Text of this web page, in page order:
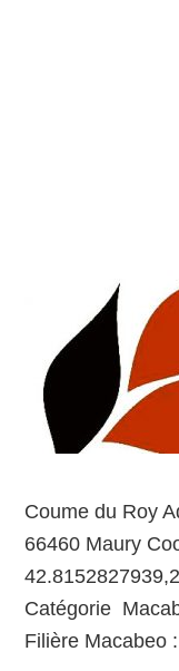
Coume du Roy
66460 Maury
Catégorie
Filière Macabeo